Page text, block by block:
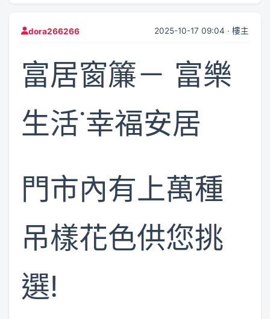
dora266266 2025-10-17 09:04 · 樓主
富居窗簾－ 富樂
生活˙幸福安居
門市內有上萬種
吊樣花色供您挑
選!